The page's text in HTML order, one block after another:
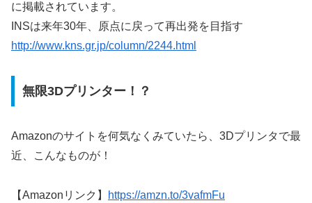
に掲載されています。
INSは来年30年、原点に戻って再出発を目指す
http://www.kns.gr.jp/column/2244.html
無限3Dプリンター！？
Amazonのサイトを何気なくみていたら、3Dプリンタで最
近、こんなものが！
【Amazonリンク】 https://amzn.to/3vafmFu